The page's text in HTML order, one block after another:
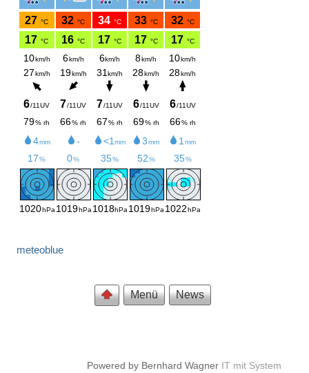
meteoblue
Menü News
Powered by Bernhard Wagner IT mit System